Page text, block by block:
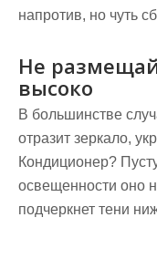
напротив, но чуть
Не
высоко
В большинстве
отразит зеркало,
Кондиционер?
освещенности оно
подчеркнет тени